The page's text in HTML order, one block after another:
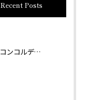
Recent Posts
コンコルディア照明 販売について